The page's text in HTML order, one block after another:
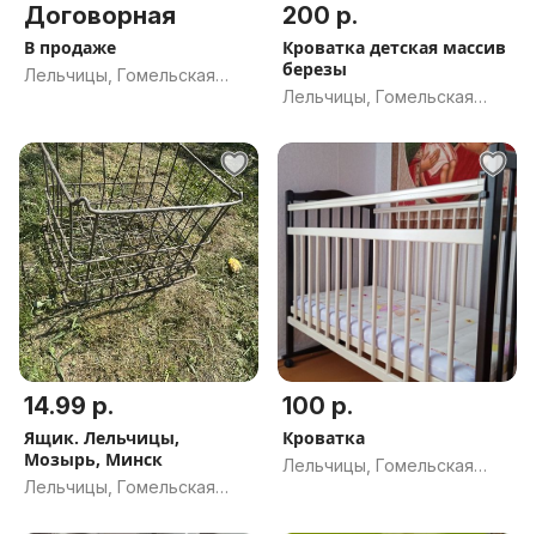
Договорная
В продаже
Лельчицы, Гомельская
200 р.
Кроватка детская массив
березы
Лельчицы, Гомельская
14.99 р.
Ящик. Лельчицы,
Мозырь, Минск
Лельчицы, Гомельская
100 р.
Кроватка
Лельчицы, Гомельская